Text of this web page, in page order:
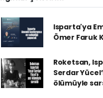
Isparta'ya
Ömer Faruk
Roketsan,
Serdar
ölümüyle